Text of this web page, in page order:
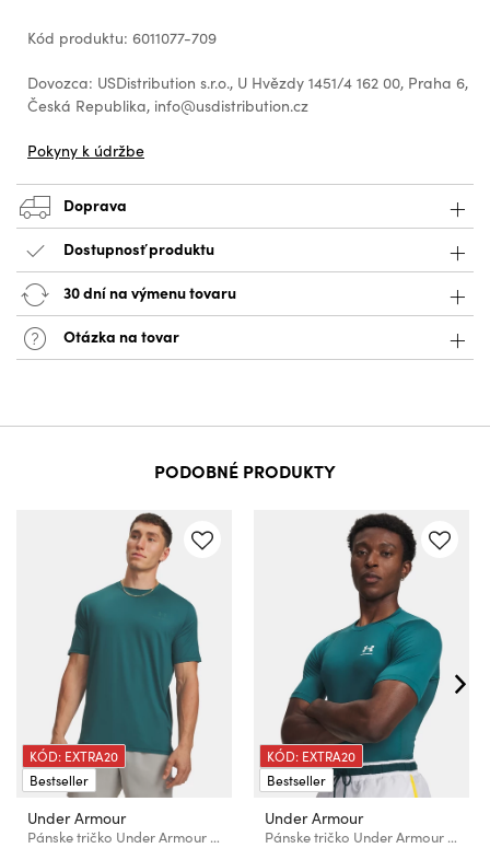
Kód produktu: 6011077-709
Dovozca: USDistribution s.r.o., U Hvězdy 1451/4 162 00, Praha 6,
Česká Republika, info@usdistribution.cz
Pokyny k údržbe
Doprava
Dostupnosť produktu
30 dní na výmenu tovaru
Otázka na tovar
PODOBNÉ PRODUKTY
KÓD: EXTRA20
Bestseller
Under Armour
Pánske tričko Under Armour Vanish Energy SS-GRN
KÓD: EXTRA20
Bestseller
Under Armour
Pánske tričko Under Armour UA HG Armour Comp SS-GRN